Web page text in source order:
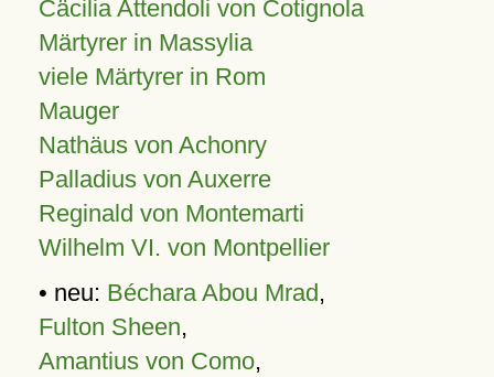
Cäcilia Attendoli von Cotignola
Märtyrer in Massylia
viele Märtyrer in Rom
Mauger
Nathäus von Achonry
Palladius von Auxerre
Reginald von Montemarti
Wilhelm VI. von Montpellier
• neu: Béchara Abou Mrad,
Fulton Sheen,
Amantius von Como,